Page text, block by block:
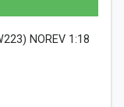
NOREV 1:18